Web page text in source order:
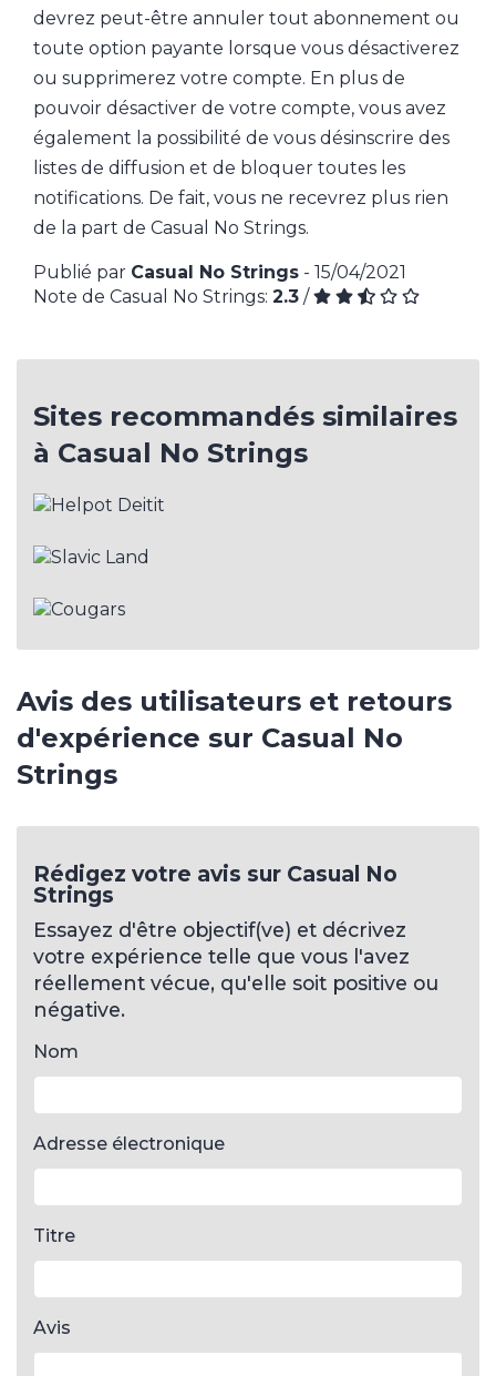
devrez peut-être annuler tout abonnement ou
toute option payante lorsque vous désactiverez
ou supprimerez votre compte. En plus de
pouvoir désactiver de votre compte, vous avez
également la possibilité de vous désinscrire des
listes de diffusion et de bloquer toutes les
notifications. De fait, vous ne recevrez plus rien
de la part de Casual No Strings.
Publié par Casual No Strings - 15/04/2021
Note de Casual No Strings: 2.3 /
Sites recommandés similaires
à Casual No Strings
Avis des utilisateurs et retours
d'expérience sur Casual No
Strings
Rédigez votre avis sur Casual No
Strings
Essayez d'être objectif(ve) et décrivez
votre expérience telle que vous l'avez
réellement vécue, qu'elle soit positive ou
négative.
Nom
Adresse électronique
Titre
Avis